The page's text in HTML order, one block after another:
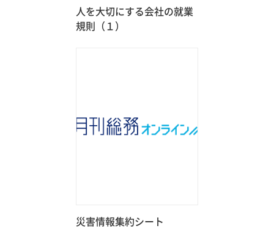
人を大切にする会社の就業
規則（１）
災害情報集約シート